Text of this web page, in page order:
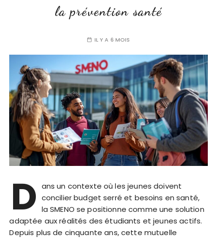
la prévention santé
IL Y A 6 MOIS
D ans un contexte où les jeunes doivent
concilier budget serré et besoins en santé,
la SMENO se positionne comme une solution
adaptée aux réalités des étudiants et jeunes actifs.
Depuis plus de cinquante ans, cette mutuelle